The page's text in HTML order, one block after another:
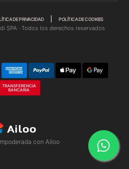
DE PRIVACIDAD POLÍTICA DE COOKIES
· Todos los derechos reservados
TRANSFERENCIA
BANCARIA
con Ailoo